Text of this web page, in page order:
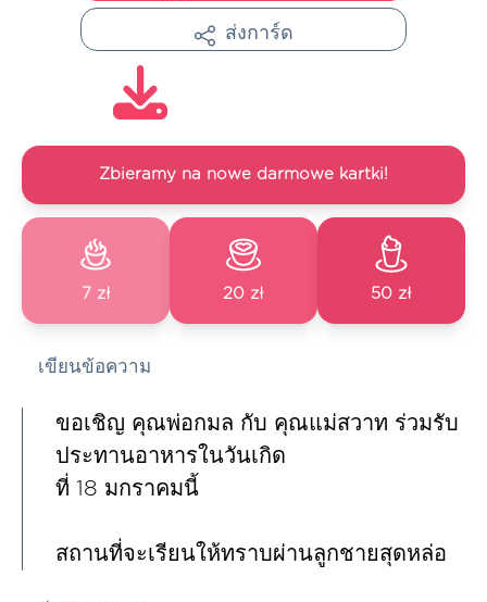
ส่งการ์ด
Zbieramy na nowe darmowe kartki!
7 zł 20 zł 50 zł
เขียนข้อความ
ขอเชิญ คุณพ่อกมล กับ คุณแม่สวาท ร่วมรับ
ประทานอาหารในวันเกิด
ที่ 18 มกราคมนี้
สถานที่จะเรียนให้ทราบผ่านลูกชายสุดหล่อ